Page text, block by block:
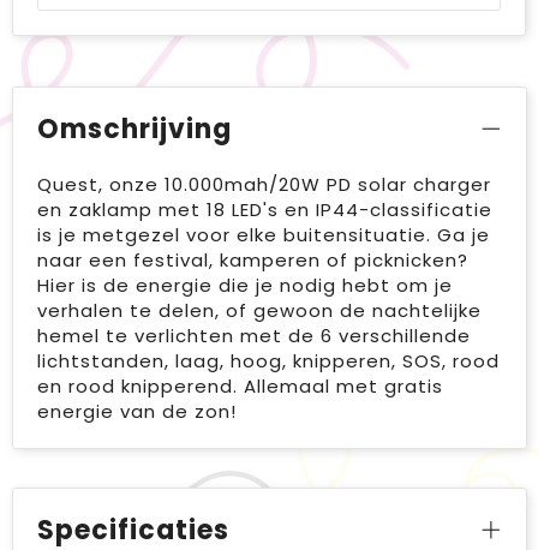
Omschrijving
Quest, onze 10.000mah/20W PD solar charger
en zaklamp met 18 LED's en IP44-classificatie
is je metgezel voor elke buitensituatie. Ga je
naar een festival, kamperen of picknicken?
Hier is de energie die je nodig hebt om je
verhalen te delen, of gewoon de nachtelijke
hemel te verlichten met de 6 verschillende
lichtstanden, laag, hoog, knipperen, SOS, rood
en rood knipperend. Allemaal met gratis
energie van de zon!
Specificaties